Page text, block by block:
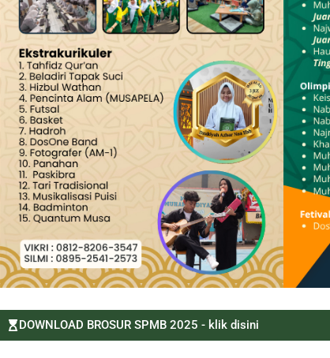
DOWNLOAD BROSUR SPMB 2025 - klik disini